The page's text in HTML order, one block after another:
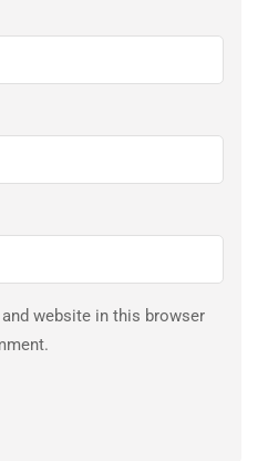
website in this browser